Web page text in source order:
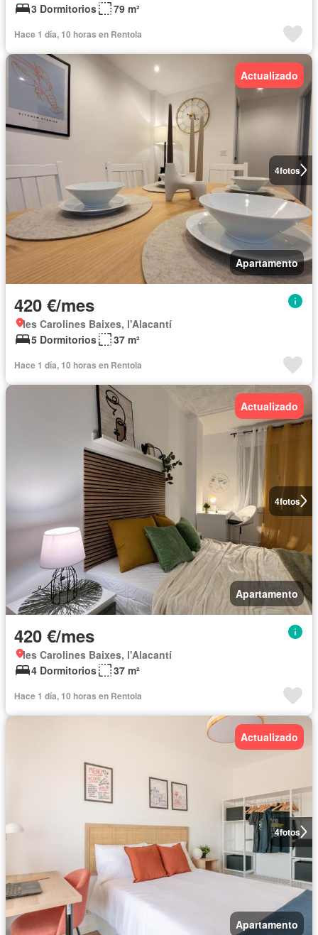
3 Dormitorios
79 m²
Hace 1 día, 10 horas en Rentola
4fotos
Actualizado
Apartamento
420 €/mes
les Carolines Baixes, l'Alacantí
5 Dormitorios
37 m²
Hace 1 día, 10 horas en Rentola
4fotos
Actualizado
Apartamento
420 €/mes
les Carolines Baixes, l'Alacantí
4 Dormitorios
37 m²
Hace 1 día, 10 horas en Rentola
4fotos
Actualizado
Apartamento